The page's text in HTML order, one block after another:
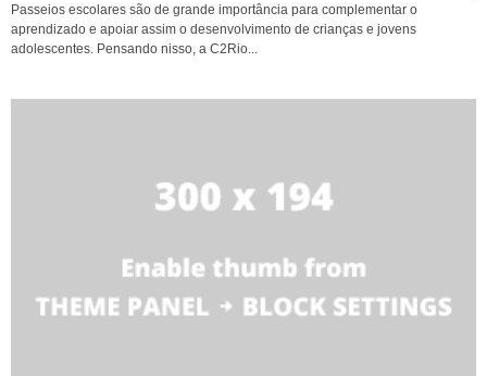
Passeios escolares são de grande importância para complementar o
aprendizado e apoiar assim o desenvolvimento de crianças e jovens
adolescentes. Pensando nisso, a C2Rio...